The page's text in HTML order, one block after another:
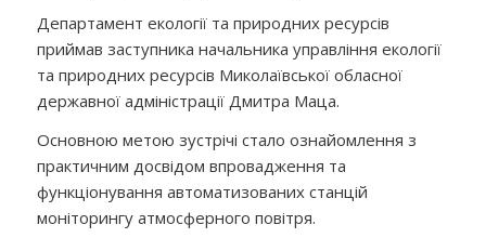
Департамент екології та природних ресурсів
приймав заступника начальника управління екології
та природних ресурсів Миколаївської обласної
державної адміністрації Дмитра Маца.
Основною метою зустрічі стало ознайомлення з
практичним досвідом впровадження та
функціонування автоматизованих станцій
моніторингу атмосферного повітря.